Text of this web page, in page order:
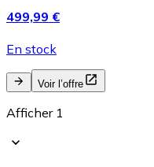
499,99 €
En stock
Voir l’offre
Afficher 1